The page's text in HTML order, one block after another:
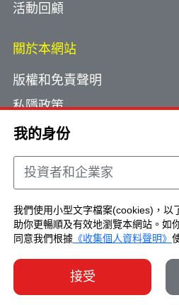
我的身份
投資者和企業家
我們使用小型文字檔案(cookies)，以
助你更暢順及有效地瀏覽本網站。如
同意我們根據 《收集個人資料聲明》
接受
活動回顧
關於本網站
版權和免責聲明
私隱政策
使用小型文字檔案
網頁指南
聯絡我們
Copyright © Brand Hong
Reserved.